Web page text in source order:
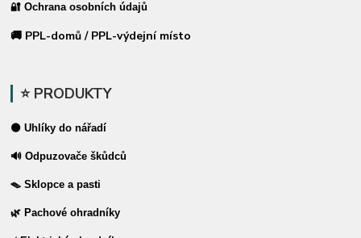
🔐 Ochrana osobních údajů
🚚 PPL-domů / PPL-výdejní místo
⭐ PRODUKTY
⚫ Uhlíky do nářadí
🔊 Odpuzovače škůdců
🪤 Sklopce a pasti
🌿 Pachové ohradníky